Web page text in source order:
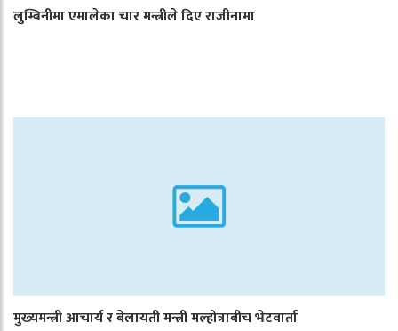
लुम्बिनीमा एमालेका चार मन्त्रीले दिए राजीनामा
मुख्यमन्त्री आचार्य र बेलायती मन्त्री मल्होत्राबीच भेटवार्ता